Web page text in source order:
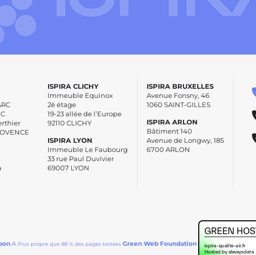
ISPIRA CLICHY
Immeuble Equinox
2è étage
19-23 allée de l’Europe
92110 CLICHY
ISPIRA LYON
Immeuble Le Faubourg
33 rue Paul Duvivier
69007 LYON
ISPIRA BRUXELLES
Avenue Fonsny, 46
1060 SAINT-GILLES
ISPIRA ARLON
Bâtiment 140
Avenue de Longwy, 185
6700 ARLON
A Plus propre que 88 % des pages testées Green Web Foundation